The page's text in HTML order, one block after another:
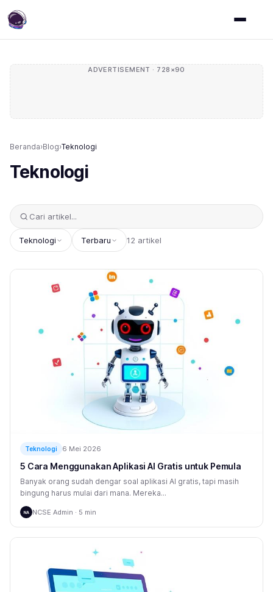
ADVERTISEMENT · 728×90
Beranda›Blog›Teknologi
Teknologi
Teknologi Terbaru 12 artikel
Teknologi 6 Mei 2026
5 Cara Menggunakan Aplikasi AI Gratis untuk Pemula
Banyak orang sudah dengar soal aplikasi AI gratis, tapi masih
bingung harus mulai dari mana. Mereka...
NA NCSE Admin · 5 min